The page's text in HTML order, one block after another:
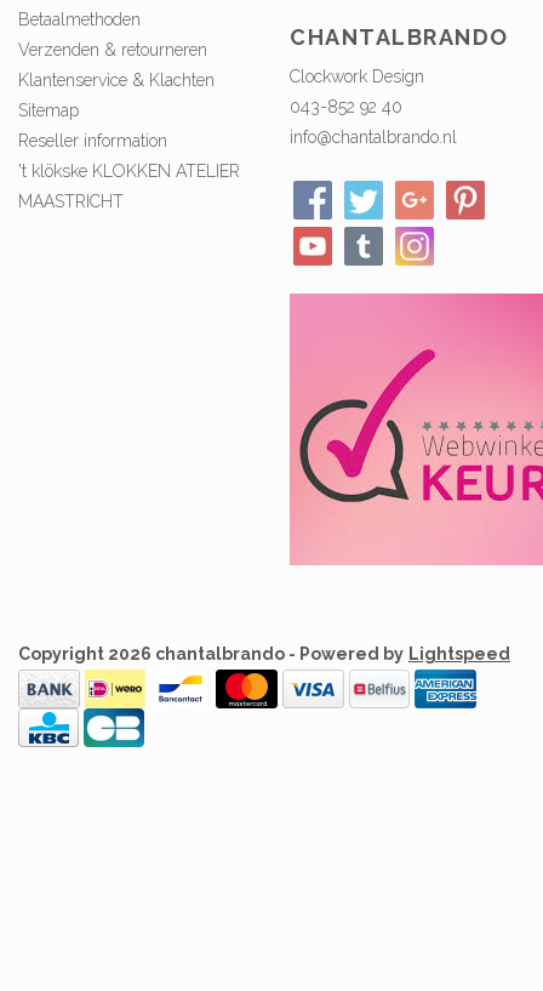
Betaalmethoden
Verzenden & retourneren
Klantenservice & Klachten
Sitemap
Reseller information
't klökske KLOKKEN ATELIER
MAASTRICHT
CHANTALBRANDO
Clockwork Design
043-852 92 40
info@chantalbrando.nl
Copyright 2026 chantalbrando - Powered by Lightspeed